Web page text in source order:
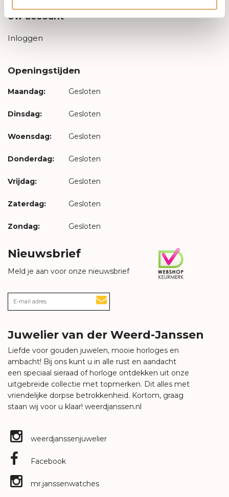
Uw account
Inloggen
Openingstijden
Maandag: Gesloten
Dinsdag: Gesloten
Woensdag: Gesloten
Donderdag: Gesloten
Vrijdag: Gesloten
Zaterdag: Gesloten
Zondag: Gesloten
Nieuwsbrief
Meld je aan voor onze nieuwsbrief
Juwelier van der Weerd-Janssen
Liefde voor gouden juwelen, mooie horloges en
ambacht! Bij ons kunt u in alle rust en aandacht
een speciaal sieraad of horloge ontdekken uit onze
uitgebreide collectie met topmerken. Dit alles met
vriendelijke dorpse betrokkenheid. Kortom, graag
staan wij voor u klaar! weerdjanssen.nl
weerdjanssenjuwelier
Facebook
mr.janssenwatches